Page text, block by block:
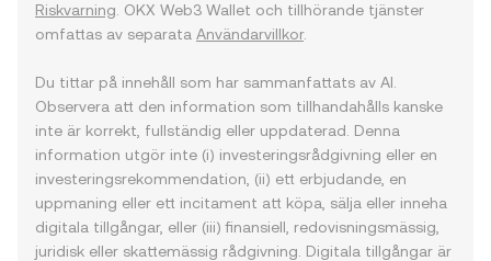
Riskvarning . OKX Web3 Wallet och tillhörande tjänster
omfattas av separata Användarvillkor.
Du tittar på innehåll som har sammanfattats av AI.
Observera att den information som tillhandahålls kanske
inte är korrekt, fullständig eller uppdaterad. Denna
information utgör inte (i) investeringsrådgivning eller en
investeringsrekommendation, (ii) ett erbjudande, en
uppmaning eller ett incitament att köpa, sälja eller inneha
digitala tillgångar, eller (iii) finansiell, redovisningsmässig,
juridisk eller skattemässig rådgivning. Digitala tillgångar är